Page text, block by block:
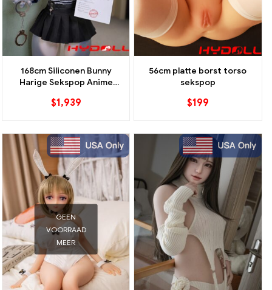
168cm Siliconen Bunny
Harige Sekspop Anime
$1,939
56cm platte borst torso
sekspop
$199
GEEN
VOORRAAD
MEER